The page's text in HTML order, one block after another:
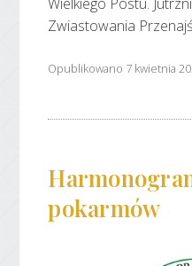
Zwiastowania
Opublikowano 7 kwietnia
pokarmów